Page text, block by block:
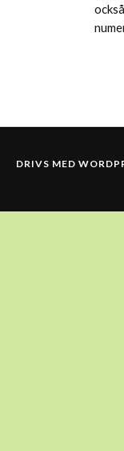
DRIVS MED